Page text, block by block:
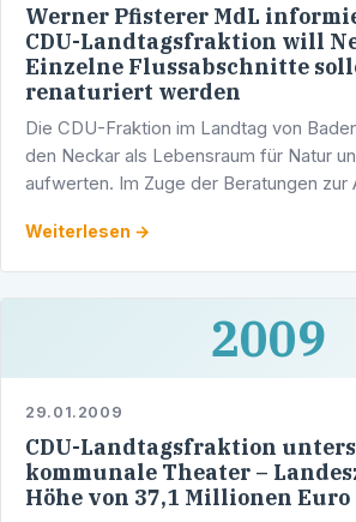
Werner Pfisterer MdL
CDU-Landtagsfraktion will
Einzelne Flussabschnitte
renaturiert werden
Die CDU-Fraktion im Landtag von
den Neckar als Lebensraum für Natur
aufwerten. Im Zuge der Beratungen zur
für …
Weiterlesen →
2009
29.01.2009
CDU-Landtagsfraktion
kommunale Theater –
Höhe von 37,1 Millionen Euro